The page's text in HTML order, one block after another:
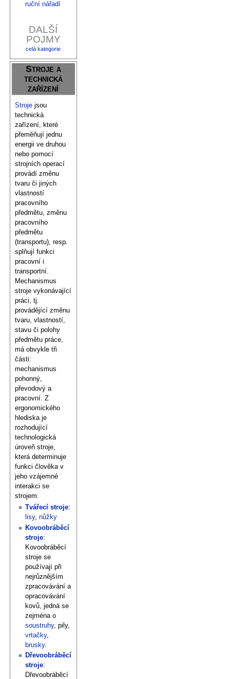
ruční nářadí
DALŠÍ
POJMY
celá kategorie
Stroje a
technická
zařízení
Stroje jsou
technická
zařízení, které
přeměňují jednu
energii ve druhou
nebo pomocí
strojních operací
provádí změnu
tvaru či jiných
vlastností
pracovního
předmětu, změnu
pracovního
předmětu
(transportu), resp.
splňují funkci
pracovní i
transportní.
Mechanismus
stroje vykonávající
práci, tj.
provádějící změnu
tvaru, vlastností,
stavu či polohy
předmětu práce,
má obvykle tři
části:
mechanismus
pohonný,
převodový a
pracovní. Z
ergonomického
hlediska je
rozhodující
technologická
úroveň stroje,
která determinuje
funkci člověka v
jeho vzájemné
interakci se
strojem.
Tvářecí stroje:
lisy,nůžky
Kovoobráběcí
stroje:
Kovoobráběcí
stroje se
používají při
nejrůznějším
zpracovávání a
opracovávání
kovů, jedná se
zejména o
soustruhy, pily,
vrtačky,
brusky.
Dřevoobráběcí
stroje:
Dřevoobráběcí